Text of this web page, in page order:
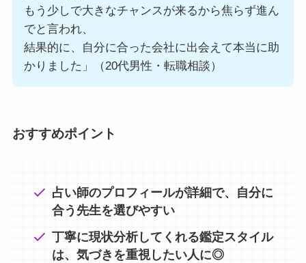
もう少しで大きなチャンスが来るから焦らず進ん
でと言われ、
結果的に、自分に合った会社に出会えて本当に助
かりました」（20代男性・転職相談）
おすすめポイント
占い師のプロフィールが詳細で、自分に
合う先生を選びやすい
丁寧に現状分析してくれる鑑定スタイル
は、気づきを重視したい人に◎